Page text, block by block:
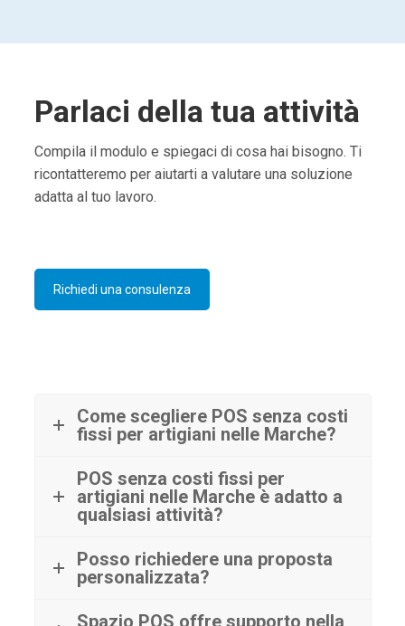
Parlaci della tua attività
Compila il modulo e spiegaci di cosa hai bisogno. Ti
ricontatteremo per aiutarti a valutare una soluzione
adatta al tuo lavoro.
Richiedi una consulenza
Come scegliere POS senza costi
fissi per artigiani nelle Marche?
POS senza costi fissi per
artigiani nelle Marche è adatto a
qualsiasi attività?
Posso richiedere una proposta
personalizzata?
Spazio POS offre supporto nella